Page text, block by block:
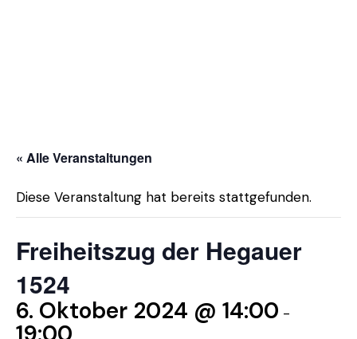
« Alle Veranstaltungen
Diese Veranstaltung hat bereits stattgefunden.
Freiheitszug der Hegauer
1524
6. Oktober 2024 @ 14:00 -